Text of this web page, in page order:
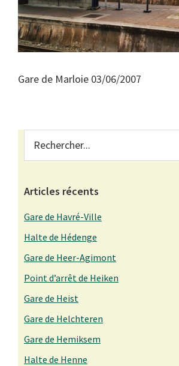
Gare de Marloie 03/06/2007
Primary
Sidebar
Articles récents
Gare de Havré-Ville
Halte de Hédenge
Gare de Heer-Agimont
Point d’arrêt de Heiken
Gare de Heist
Gare de Helchteren
Gare de Hemiksem
Halte de Henne